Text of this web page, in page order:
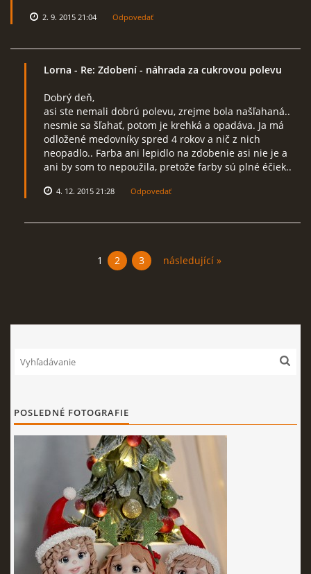
2. 9. 2015 21:04 Odpovedať
Lorna - Re: Zdobení - náhrada za cukrovou polevu
Dobrý deň,
asi ste nemali dobrú polevu, zrejme bola našľahaná..
nesmie sa šľahať, potom je krehká a opadáva. Ja má
odložené medovníky spred 4 rokov a nič z nich
neopadlo.. Farba ani lepidlo na zdobenie asi nie je a
ani by som to nepoužila, pretože farby sú plné éčiek..
4. 12. 2015 21:28 Odpovedať
1 2 3 následující »
POSLEDNÉ FOTOGRAFIE